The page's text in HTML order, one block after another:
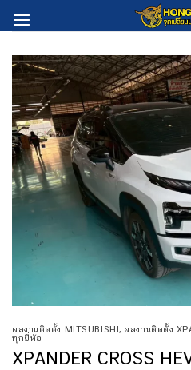
to
ผลงานติดตั้ง MITSUBISHI, ผลงานติดตั้ง
ทุกยี่ห้อ
XPANDER CROSS